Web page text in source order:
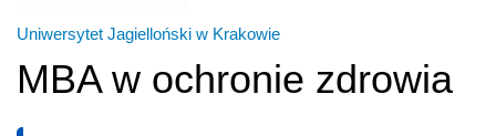
Uniwersytet Jagielloński w Krakowie
MBA w ochronie zdrowia